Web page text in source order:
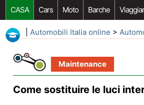
CASA Cars Moto Barche
Automobili Italia online >
Maintenance
Come sostituire le luci